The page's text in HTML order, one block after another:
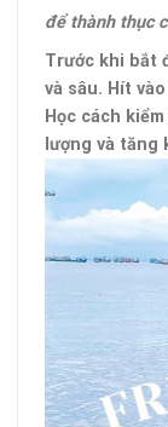
để thành thục
Trước khi bắt
và sâu. Hít
Học cách
lượng và tăng